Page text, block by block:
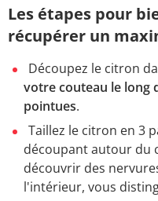
Les étapes pour
récupérer un
Découpez le citron
votre couteau le long
pointues.
Taillez le citron en 3
découpant autour du
découvrir des
l'intérieur, vous